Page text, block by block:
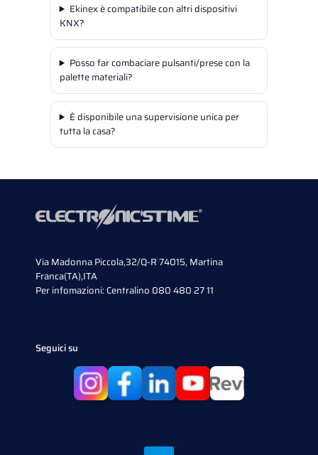
Ekinex è compatibile con altri dispositivi
KNX?
Posso far combaciare pulsanti/prese con la
palette materiali?
È disponibile una supervisione unica per
tutta la casa?
Via Madonna Piccola,32/Q-R 74015, Martina
Franca(TA),ITA
Per infomazioni: Centralino 080 480 27 11
Seguici su